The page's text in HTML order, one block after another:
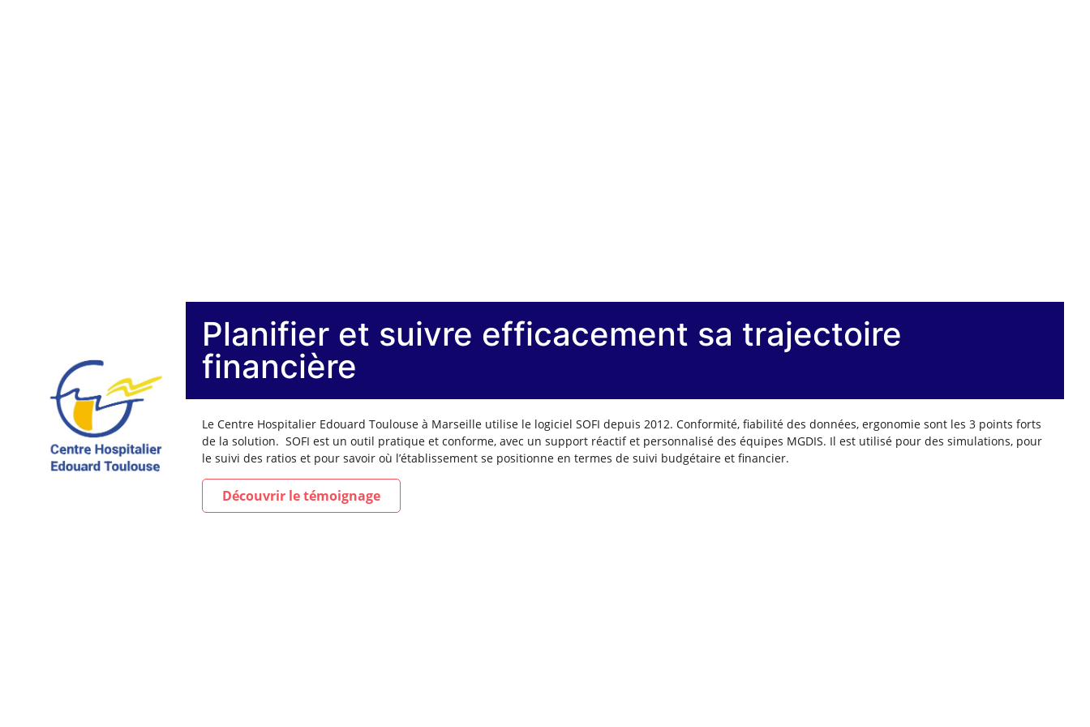
Planifier et suivre efficacement sa trajectoire
financière
Le Centre Hospitalier Edouard Toulouse à Marseille utilise le logiciel SOFI depuis 2012. Conformité, fiabilité des données, ergonomie sont les 3points forts
de la solution. SOFI est un outil pratique et conforme, avec un support réactif et personnalisédes équipes MGDIS. Il est utilisé pour des simulations, pour
le suivi des ratios et pour savoir où l’établissement se positionne en termes de suivi budgétaire et financier.
Découvrir le témoignage